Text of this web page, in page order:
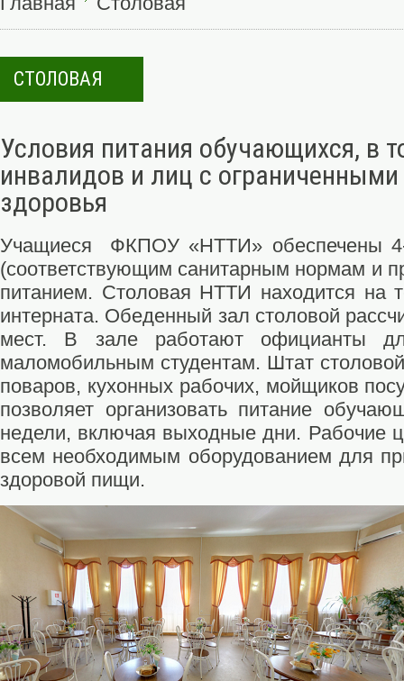
СТОЛОВАЯ
Условия питания обучающихся, в
инвалидов и лиц с
здоровья
Учащиеся ФКПОУ «НТТИ» обеспечены
(соответствующим санитарным нормам и
питанием. Столовая НТТИ находится на
интерната. Обеденный зал столовой
мест. В зале работают официанты
маломобильным студентам. Штат
поваров, кухонных рабочих, мойщиков
позволяет организовать питание
недели, включая выходные дни. Рабочие
всем необходимым оборудованием для
здоровой пищи.